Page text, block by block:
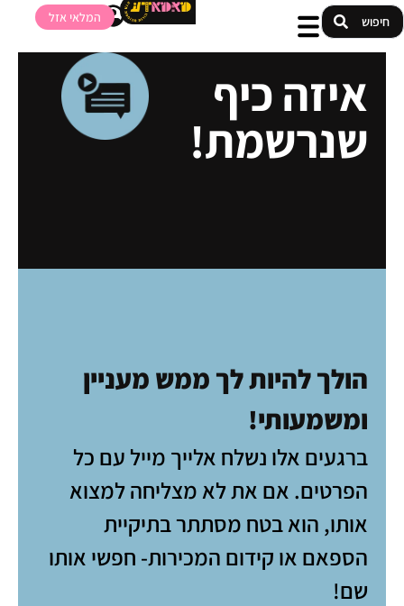
המלאי אזל
איזה כיף
שנרשמת!
הולך להיות לך ממש מעניין
ומשמעותי!
ברגעים אלו נשלח אלייך מייל עם כל
הפרטים. אם את לא מצליחה למצוא
אותו, הוא בטח מסתתר בתיקיית
הספאם או קידום המכירות- חפשי אותו
שם!